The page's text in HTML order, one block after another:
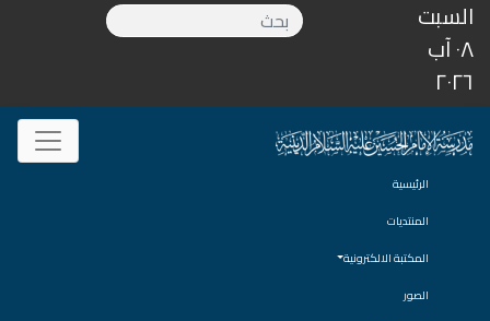
السبت
٠٨ آب
٢٠٢٦
الرئيسية
المنتديات
المكتبة الالكترونية
الصور